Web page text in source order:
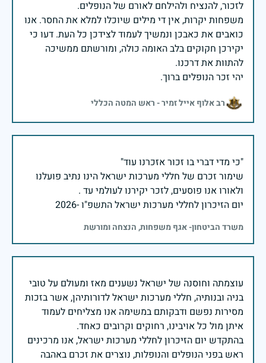
משפחות יקרות, אין די מילים שיוכלו למלא את החסר. אנו
כואבים את כאבכן ונמשיך לעמוד לצידכן כל העת. דעו כי
יקירכן חקוקים בלב האומה כולה, ומורשתם ממשיכה
יהי זכר הנופלים ברוך.
רב אלוף אייל זמיר - ראש המטה הכללי
שימור זכרם של חללי מערכות ישראל הינו נתיב פועלנו
יום הזיכרון לחללי מערכות ישראל התשפ"ו -2026
משרד הביטחון- אגף משפחות, הנצחה ומורשת
עוצמתה וחוסנה של ישראל נשענים מאז ומעולם על טובי
בניה ובנותיה, חללי מערכות ישראל לדורותיהן, אשר בזכות
מסירות נפשם ודבקותם במשימה אנו מצליחים לעמוד
בהתקדש יום הזיכרון לחללי מערכות ישראל, אנו מרכינים
ראש בפני הנופלים והנופלות, נוצרים את זכרם באהבה